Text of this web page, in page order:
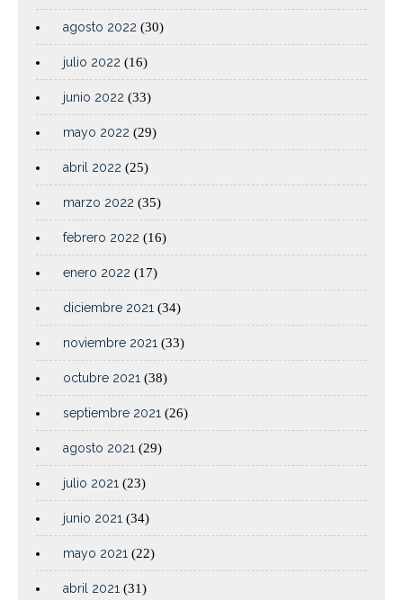
agosto 2022 (30)
julio 2022 (16)
junio 2022 (33)
mayo 2022 (29)
abril 2022 (25)
marzo 2022 (35)
febrero 2022 (16)
enero 2022 (17)
diciembre 2021 (34)
noviembre 2021 (33)
octubre 2021 (38)
septiembre 2021 (26)
agosto 2021 (29)
julio 2021 (23)
junio 2021 (34)
mayo 2021 (22)
abril 2021 (31)